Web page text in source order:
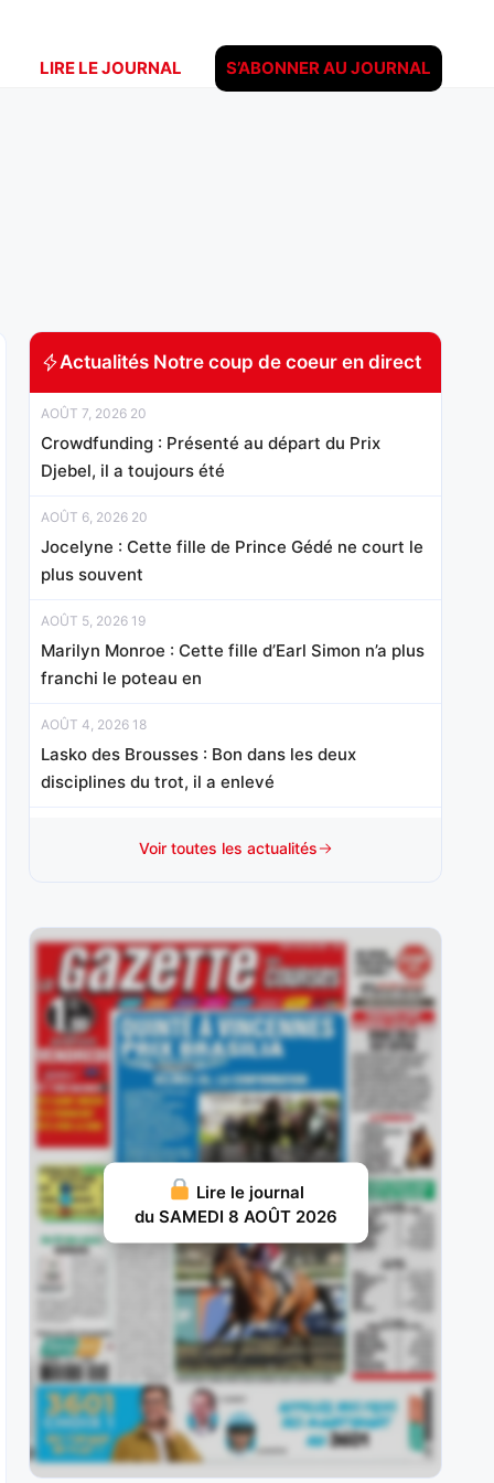
LIRE LE JOURNAL S’ABONNER AU JOURNAL
Actualités Notre coup de coeur en direct
AOÛT 7, 2026 20
Crowdfunding : Présenté au départ du Prix
Djebel, il a toujours été
AOÛT 6, 2026 20
Jocelyne : Cette fille de Prince Gédé ne court le
plus souvent
AOÛT 5, 2026 19
Marilyn Monroe : Cette fille d’Earl Simon n’a plus
franchi le poteau en
AOÛT 4, 2026 18
Lasko des Brousses : Bon dans les deux
disciplines du trot, il a enlevé
Anssio : Vainqueur de son handicap mi-octobre
AOÛT 1, 2026 15
Mister Chang : Révélé d’emblée à ce niveau à 3
ans, sur le
JUILLET 31, 2026 20
Nelliedonado : Programmée pour les handicaps,
elle a débuté par une probante
JUILLET 29, 2026 19
Ram Sea : Acheté aux ventes au prix fort en vue
d’une carrière
JUILLET 28, 2026 18
Ivrig Viking : Vainqueur de semi-classique sous
la selle pour le compte de
JUILLET 26, 2026 16
Vol d’Argent : Façonné pour les handicaps, il y a
fait preuve d’une
JUILLET 25, 2026 15
Voir toutes les actualités
Lire le journal
du SAMEDI 8 AOÛT 2026